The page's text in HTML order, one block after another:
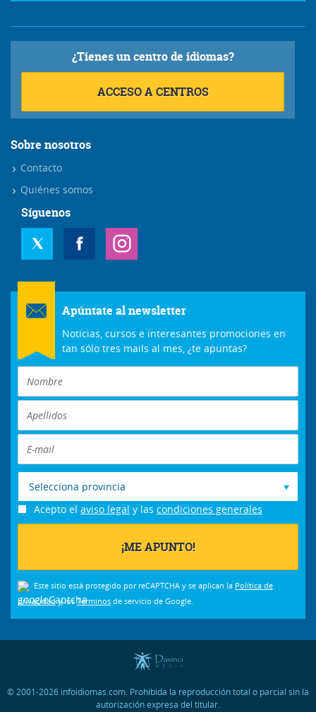
¿Tienes un centro de idiomas?
ACCESO A CENTROS
Sobre nosotros
Contacto
Quiénes somos
Síguenos
Apúntate al newsletter
Noticias, cursos e interesantes promociones en
tan sólo tres mails al mes, ¿te apuntas?
Selecciona provincia
Acepto el aviso legal y las condiciones generales
Este sitio está protegido por reCAPTCHA y se aplican la Política de
privacidady losTérminos de servicio de Google.
© 2001-2026 infoidiomas.com. Prohibida la reproducción total o parcial sin la
autorización expresa del titular.